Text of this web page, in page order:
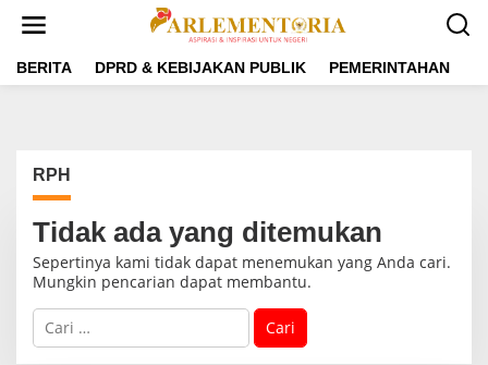
t
BERITA DPRD & KEBIJAKAN PUBLIK PEMERINTAHAN
RPH
Tidak ada yang ditemukan
Sepertinya kami tidak dapat menemukan yang Anda cari.
Mungkin pencarian dapat membantu.
C